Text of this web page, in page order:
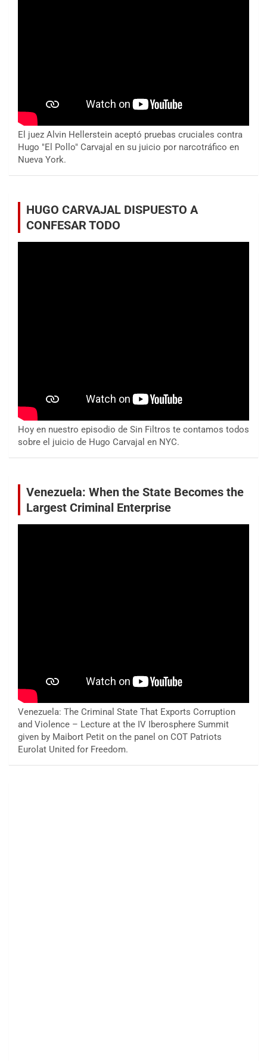
El juez Alvin Hellerstein aceptó pruebas cruciales contra
Hugo "El Pollo" Carvajal en su juicio por narcotráfico en
Nueva York.
HUGO CARVAJAL DISPUESTO A
CONFESAR TODO
Hoy en nuestro episodio de Sin Filtros te contamos todos
sobre el juicio de Hugo Carvajal en NYC.
Venezuela: When the State Becomes the
Largest Criminal Enterprise
Venezuela: The Criminal State That Exports Corruption
and Violence – Lecture at the IV Iberosphere Summit
given by Maibort Petit on the panel on COT Patriots
Eurolat United for Freedom.